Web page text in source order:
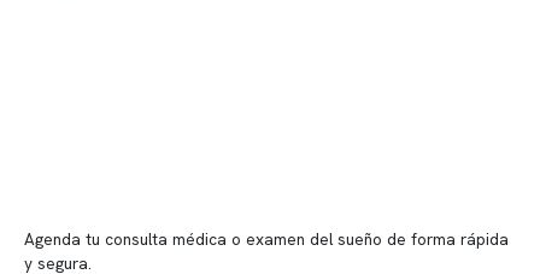
Agenda tu consulta médica o examen del sueño de forma rápida
y segura.